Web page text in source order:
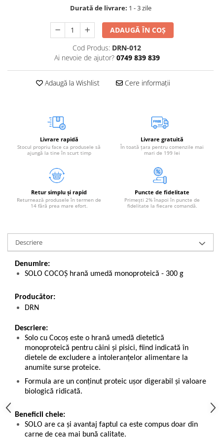
Durată de livrare: 1 - 3 zile
ADAUGĂ ÎN COȘ
Cod Produs: DRN-012
Ai nevoie de ajutor? 0749 839 839
Adaugă la Wishlist Cere informații
Livrare rapidă
Stocul propriu face ca produsele să
ajungă la tine în scurt timp
Livrare gratuită
În toată țara pentru comenzile mai
mari de 199 lei
Retur simplu și rapid
Returnează produsele în termen de
14 fără prea mare efort.
Puncte de fidelitate
Primești 2% înapoi în puncte de
fidelitate la fiecare comandă.
Descriere
Denumire:
SOLO COCOȘ hrană umedă monoproteică - 300 g
Producător:
DRN
Descriere:
Solo cu Cocoș este o hrană umedă dietetică
monoproteică pentru câini și pisici, fiind indicată în
dietele de excludere a intoleranțelor alimentare la
anumite surse proteice.
Formula are un conținut proteic ușor digerabil și valoare
biologică ridicată.
Beneficii cheie:
SOLO are ca și avantaj faptul ca este compus doar din
carne de cea mai bună calitate.